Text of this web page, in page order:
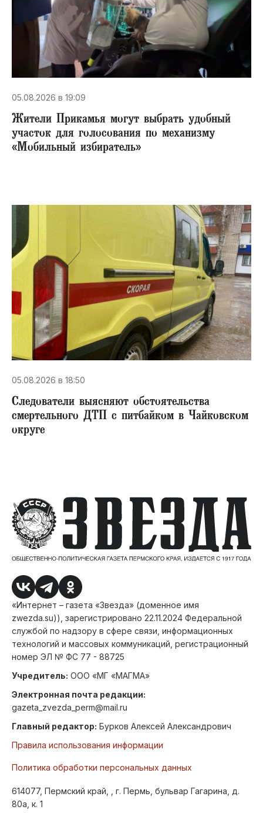
05.08.2026 в 19:09
Жители Прикамья могут выбрать удобный
участок для голосования по механизму
«Мобильный избиратель»
05.08.2026 в 18:50
Следователи выясняют обстоятельства
смертельного ДТП с питбайком в Чайковском
округе
«Интернет – газета «Звезда» (доменное имя
zwezda.su)), зарегистрировано 22.11.2024 Федеральной
службой по надзору в сфере связи, информационных
технологий и массовых коммуникаций, регистрационный
номер ЭЛ № ФС 77 - 88725
Учредитель: ООО «МГ «МАГМА»
Электронная почта редакции:
gazeta_zvezda_perm@mail.ru
Главный редактор: Бурков Алексей Александрович
Правила использования информации
Политика обработки персональных данных
614077, Пермский край, , г. Пермь, бульвар Гагарина, д.
80а, к. 1